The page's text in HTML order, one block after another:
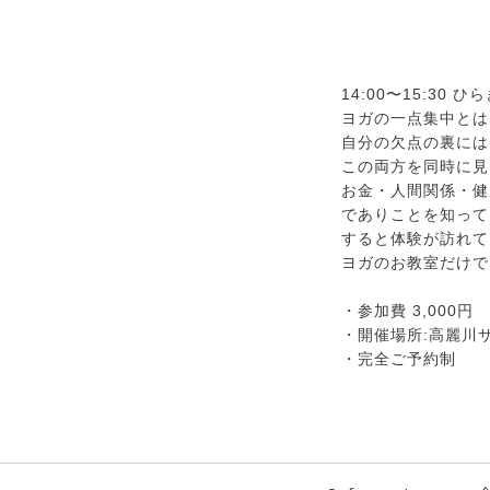
14:00〜15:30 ひら
ヨガの一点集中と
自分の欠点の裏に
この両方を同時に
お金・人間関係・
でありことを知っ
すると体験が訪れ
ヨガのお教室だけ
・参加費 3,000円
・開催場所:高麗川
・完全ご予約制